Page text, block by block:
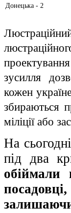
Донецька - 2
зусилля
кожен
збираються
міліції або
На
під два
обіймали